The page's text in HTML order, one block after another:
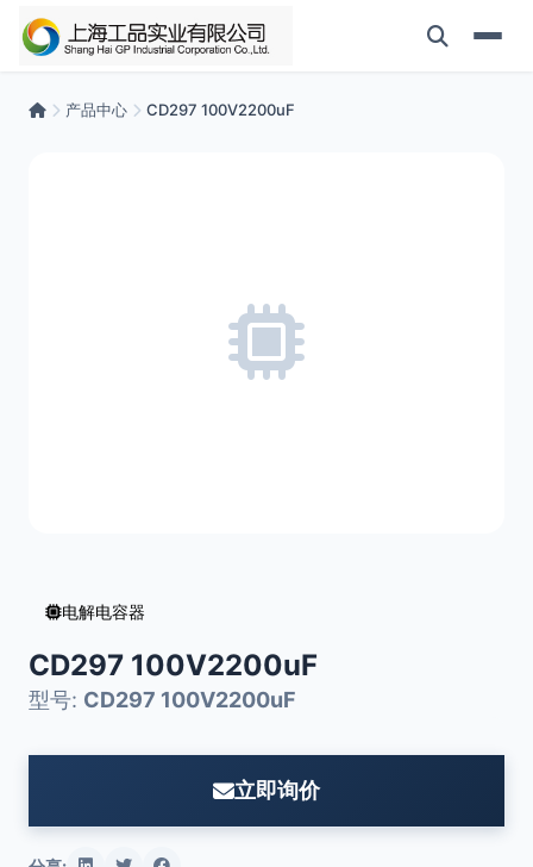
产品中心 CD297 100V2200uF
电解电容器
CD297 100V2200uF
型号: CD297 100V2200uF
立即询价